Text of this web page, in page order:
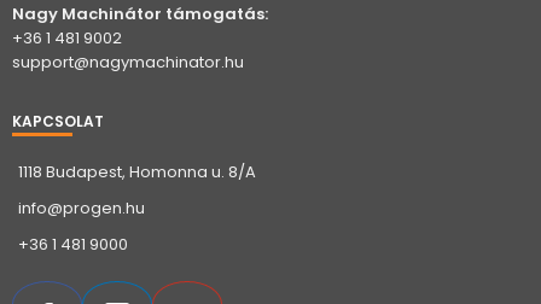
Nagy Machinátor támogatás:
+36 1 481 9002
support@nagymachinator.hu
KAPCSOLAT
1118 Budapest, Homonna u. 8/A
info@progen.hu
+36 1 481 9000